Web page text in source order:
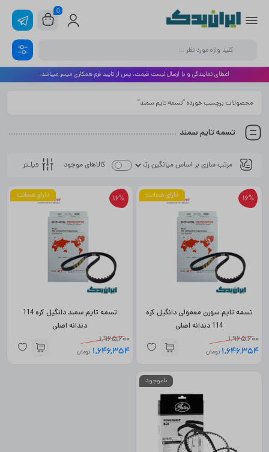
0
اعطای نمایندگی و یا ارسال لیست قیمت، پس از تایید فرم همکاری میسر میباشد.
محصولات برچسب خورده “تسمه تایم سمند”
تسمه تایم سمند
فیلـتر کالاهای موجود
دارای ضمانت 16%
تسمه تایم سورن معمولی دانگیل کره
114 دندانه اصلی
1,965,600
1,646,354 تومان
دارای ضمانت 16%
تسمه تایم سمند دانگیل کره 114
دندانه اصلی
1,965,600
1,646,354 تومان
ناموجود